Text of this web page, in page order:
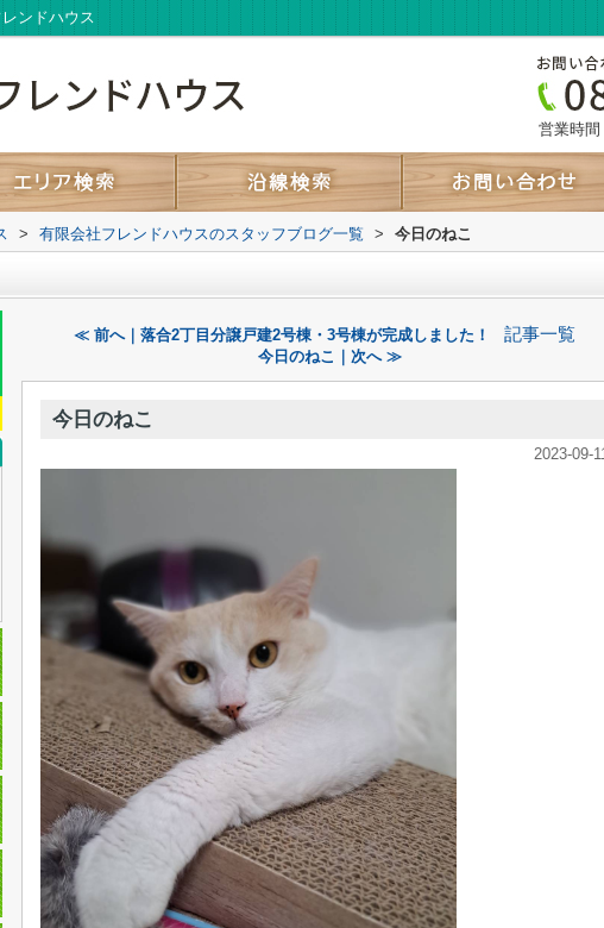
ンドハウス
営業時間
> 有限会社フレンドハウスのスタッフブログ一覧 > 今日のねこ
≪ 前へ｜落合2丁目分譲戸建2号棟・3号棟が完成しました！ 記事一覧
今日のねこ｜次へ ≫
今日のねこ
2023-09-